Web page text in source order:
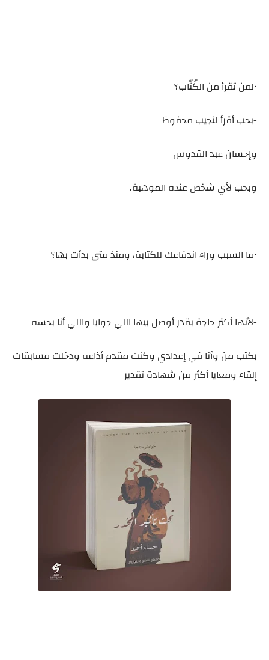
•لمن تقرأ من الكُتّاب؟
-بحب أقرأ لنجيب محفوظ
وإحسان عبد القدوس
وبحب لأي شخص عنده الموهبة.
•ما السبب وراء اندفاعك للكتابة، ومنذ متى بدأت بها؟
-لأنها أكتر حاجة بقدر أوصل بيها اللي جوايا واللي أنا بحسه
بكتب من وأنا في إعدادي وكنت مقدم أذاعه ودخلت مسابقات
إلقاء ومعايا أكثر من شهادة تقدير